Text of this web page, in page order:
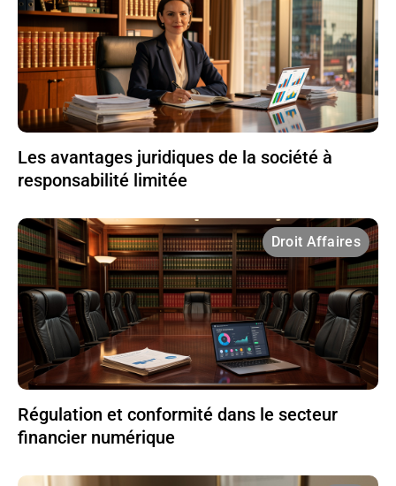
Les avantages juridiques de la société à
responsabilité limitée
Droit Affaires
Régulation et conformité dans le secteur
financier numérique